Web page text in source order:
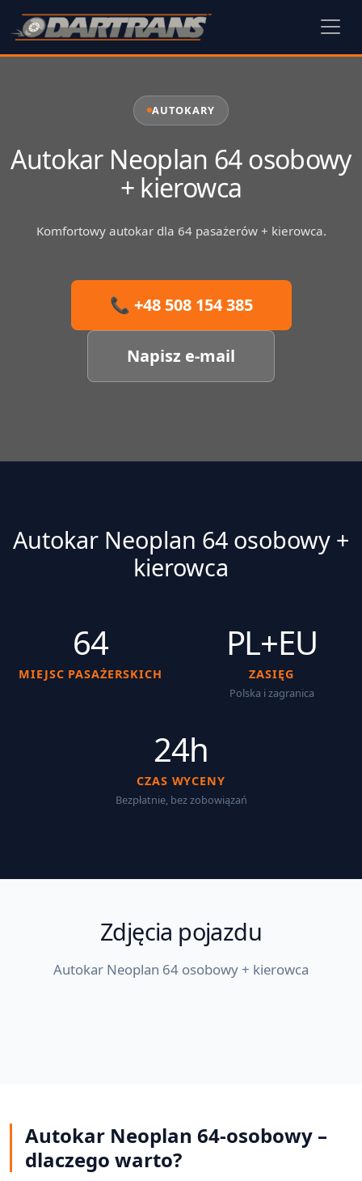
AUTOKARY
Autokar Neoplan 64 osobowy
+ kierowca
Komfortowy autokar dla 64 pasażerów + kierowca.
📞 +48 508 154 385
Napisz e-mail
Autokar Neoplan 64 osobowy +
kierowca
64
MIEJSC PASAŻERSKICH
PL+EU
ZASIĘG
Polska i zagranica
24h
CZAS WYCENY
Bezpłatnie, bez zobowiązań
Zdjęcia pojazdu
Autokar Neoplan 64 osobowy + kierowca
Autokar Neoplan 64-osobowy –
dlaczego warto?